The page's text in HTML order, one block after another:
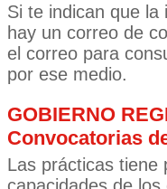
Si te indican que la
hay un correo de
el correo para
por ese medio.
GOBIERNO
Convocatorias
Las prácticas tiene